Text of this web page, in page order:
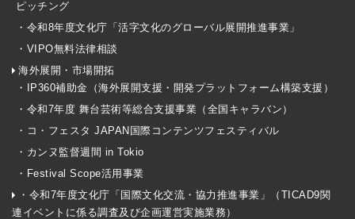
ピッチング
・令和8年度文化庁「活字文化のグローバル展開推進事業」
・VIPO無料法律相談
海外展開・市場開拓
・IP360補助金（海外展開支援・開発プラットフォーム構築支援）
・令和7年度 舞台芸術等総合支援事業（全国キャラバン）
・コ・フェスタ JAPAN国際コンテンツフェスティバル
・カンヌ監督週間 in Tokio
・Festival Scope活用事業
・令和7年度文化庁「国際文化交流・協力推進事業」（TICAD9関
連イベントに係る調査及び企画運営実施業務）